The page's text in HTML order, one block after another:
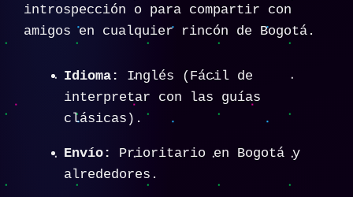
introspección o para compartir con
amigos en cualquier rincón de Bogotá.
Idioma:
Inglés (Fácil de
interpretar con las guías
clásicas).
Envío:
Prioritario en Bogotá y
alrededores.